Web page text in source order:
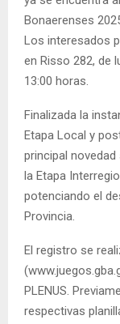
Bonaerenses
Los interesados
en Risso 282, de
13:00 horas.
Finalizada la
Etapa Local y
principal
la Etapa
potenciando el
Provincia.
El registro se
PLENUS.
respectivas